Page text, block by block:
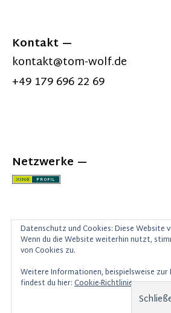
Kontakt
kontakt@tom-wolf.de
+49 179 696 22 69
Netzwerke
© 2026 Thomas
Datenschutz und Cookies: Diese Website
Wenn du die Website weiterhin nutzt,
von Cookies zu.
Weitere Informationen, beispielsweise
findest du hier:Cookie-Richtlinie